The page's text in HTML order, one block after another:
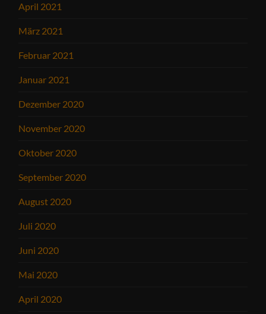
April 2021
März 2021
Februar 2021
Januar 2021
Dezember 2020
November 2020
Oktober 2020
September 2020
August 2020
Juli 2020
Juni 2020
Mai 2020
April 2020